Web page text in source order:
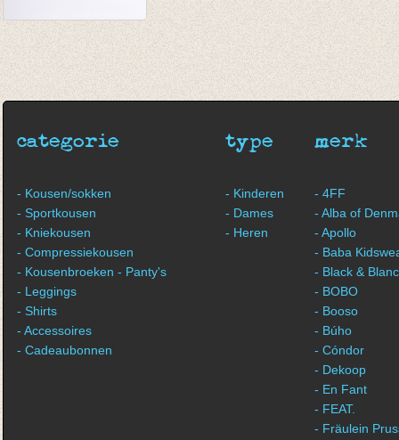
categorie
- Kousen/sokken
- Sportkousen
- Kniekousen
- Compressiekousen
- Kousenbroeken - Panty's
- Leggings
- Shirts
- Accessoires
- Cadeaubonnen
type
- Kinderen
- Dames
- Heren
merk
- 4FF
- Alba of
- Apollo
- Baba
- Black &
- BOBO
- Booso
- Búho
- Cóndor
- Dekoop
- En Fant
- FEAT.
- Fräulein